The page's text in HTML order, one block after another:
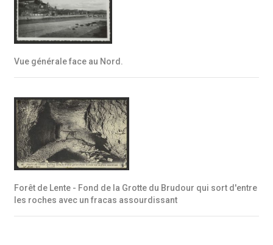
Vue générale face au Nord.
Forêt de Lente - Fond de la Grotte du Brudour qui sort d'entre
les roches avec un fracas assourdissant